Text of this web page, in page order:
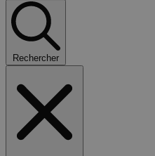
Rechercher